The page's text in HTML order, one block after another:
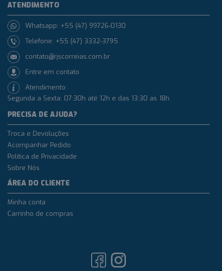
ATENDIMENTO
Whatsapp: +55 (47) 99726-0130
Telefone: +55 (47) 3332-3795
contato@rjscorreias.com.br
Entre em contato
Atendimento:
Segunda a Sexta: 07:30h até 12h e das 13:30 as 18h
PRECISA DE AJUDA?
Troca e Devoluções
Acompanhar Pedido
Política de Privacidade
Sobre Nós
ÁREA DO CLIENTE
Minha conta
Carrinho de compras